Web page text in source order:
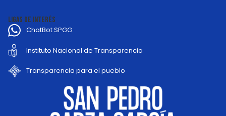
LIGAS DE INTERÉS
ChatBot SPGG
Instituto Nacional de Transparencia
Transparencia para el pueblo